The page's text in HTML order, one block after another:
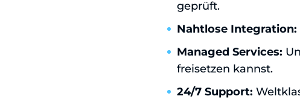
geprüft.
Nahtlose Integration:
Managed Services:
freisetzen kannst.
24/7 Support: